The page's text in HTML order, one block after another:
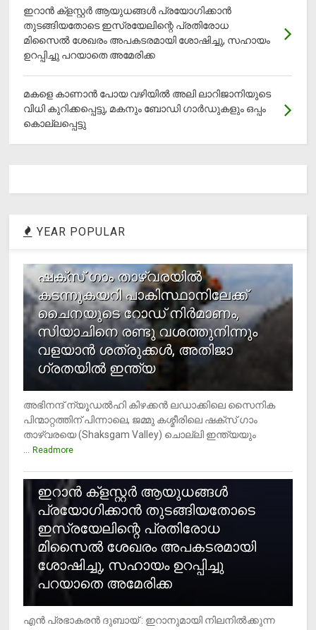
ഇറാന്‍ ക്‌ളസ്റ്റര്‍ ആയുധങ്ങള്‍ പ്രയോഗിക്കാന്‍
തുടങ്ങിയതോടെ ഇസ്രയേലിന്റെ പ്രതിരോധ
മിസൈല്‍ ശേഖരം അപകടരമായി ശോഷിച്ചു, സഹായം
ഉറപ്പിച്ചു പറയാതെ അമേരിക്ക
മകളെ കാണാന്‍ പോയ വഴിയില്‍ അലി ലാറിജാനിയുടെ
വിധി കുറിക്കപ്പെട്ടു, മകനും ബോഡി ഗാര്‍ഡുകളും ഒപ്പം
കൊല്ലപ്പെട്ടു
YEAR POPULAR
ഷക്സ് ​ഗാം താഴ്‌വരയിൽ
കടന്നുകയറി പാകിസ്ഥാനിലേക്ക്
ചൈനയുടെ റോഡ് നിർമാണം,
സിയാചിനെ രണ്ടു വശത്തുനിന്നും
വളയാൻ ശത്രുക്കൾ, അതിജാ​
ഗ്രതയിൽ ഇന്ത്യ
അഭിനന്ദ് ന്യൂഡൽഹി കിഴക്കൻ ലഡാക്കിലെ സൈനിക
പിന്മാറ്റത്തിന് പിന്നാലെ, ജമ്മു കശ്മീരിലെ ഷക്സ് ​ഗാം
താഴ്‌വരയെ (Shaksgam Valley) ചൊല്ലി ഇന്ത്യയും
Readmore
ഇറാന്‍ ക്‌ളസ്റ്റര്‍ ആയുധങ്ങള്‍
പ്രയോഗിക്കാന്‍ തുടങ്ങിയതോടെ
ഇസ്രയേലിന്റെ പ്രതിരോധ
മിസൈല്‍ ശേഖരം അപകടരമായി
ശോഷിച്ചു, സഹായം ഉറപ്പിച്ചു
പറയാതെ അമേരിക്ക
എന്‍ പ്രഭാകരന്‍ ദുബായ് : ഇറാനുമായി നിലനില്‍ക്കുന്ന